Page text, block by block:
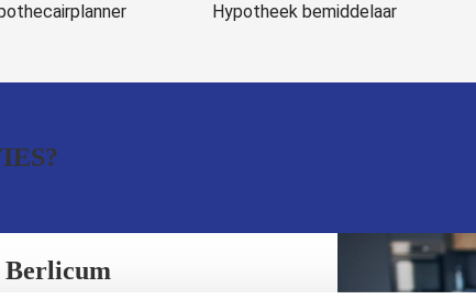
Hypotheek bemiddelaar
Berlicum